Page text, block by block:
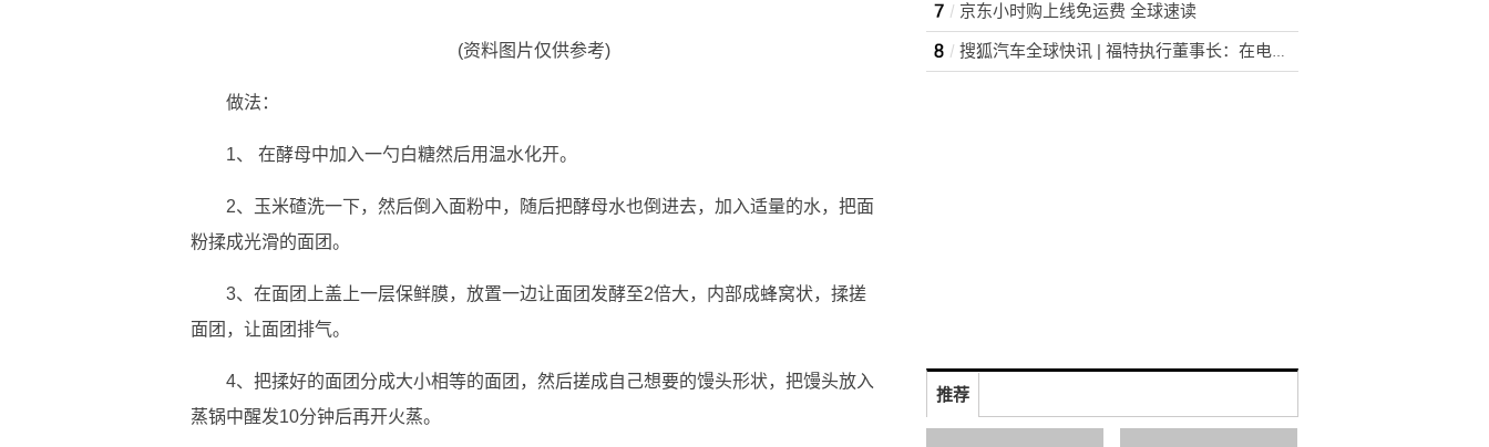
(资料图片仅供参考)
做法：
1、 在酵母中加入一勺白糖然后用温水化开。
2、玉米碴洗一下，然后倒入面粉中，随后把酵母水也倒进去，加入适量的水，把面
粉揉成光滑的面团。
3、在面团上盖上一层保鲜膜，放置一边让面团发酵至2倍大，内部成蜂窝状，揉搓
面团，让面团排气。
4、把揉好的面团分成大小相等的面团，然后搓成自己想要的馒头形状，把馒头放入
蒸锅中醒发10分钟后再开火蒸。
京东小时购上线免运费 全球速读
搜狐汽车全球快讯 | 福特执行董事长：在电动汽车领域 美国还无法与中国竞争
推荐